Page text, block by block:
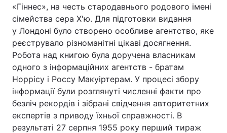
«Гіннес», на честь стародавнього родового імені
сімейства сера Х'ю. Для підготовки видання
у Лондоні було створено особливе агентство, яке
реєструвало різноманітні цікаві досягнення.
Робота над книгою була доручена власникам
одного з інформаційних агентств - братам
Норрісу і Россу Макуіртерам. У процесі збору
інформації були розглянуті численні факти про
безліч рекордів і зібрані свідчення авторитетних
експертів з приводу їхньої справжності. В
результаті 27 серпня 1955 року перший тираж